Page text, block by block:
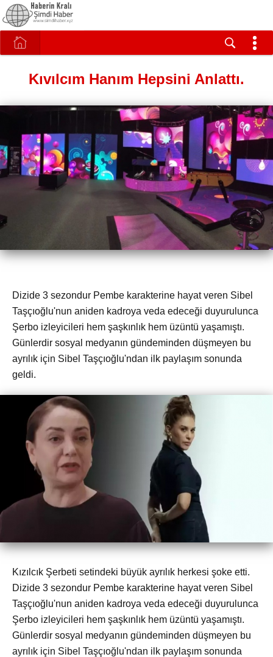
Kıvılcım Hanım Hepsini Anlattı.
Dizide 3 sezondur Pembe karakterine hayat veren Sibel
Taşçıoğlu'nun aniden kadroya veda edeceği duyurulunca
Şerbo izleyicileri hem şaşkınlık hem üzüntü yaşamıştı.
Günlerdir sosyal medyanın gündeminden düşmeyen bu
ayrılık için Sibel Taşçıoğlu'ndan ilk paylaşım sonunda
geldi.
Kızılcık Şerbeti setindeki büyük ayrılık herkesi şoke etti.
Dizide 3 sezondur Pembe karakterine hayat veren Sibel
Taşçıoğlu'nun aniden kadroya veda edeceği duyurulunca
Şerbo izleyicileri hem şaşkınlık hem üzüntü yaşamıştı.
Günlerdir sosyal medyanın gündeminden düşmeyen bu
ayrılık için Sibel Taşçıoğlu'ndan ilk paylaşım sonunda